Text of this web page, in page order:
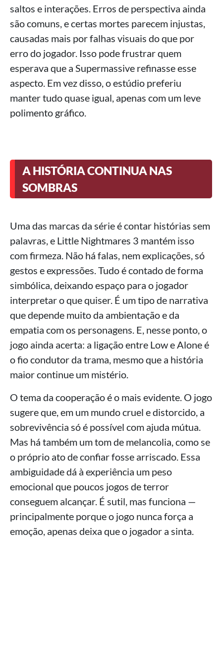
saltos e interações. Erros de perspectiva ainda
são comuns, e certas mortes parecem injustas,
causadas mais por falhas visuais do que por
erro do jogador. Isso pode frustrar quem
esperava que a Supermassive refinasse esse
aspecto. Em vez disso, o estúdio preferiu
manter tudo quase igual, apenas com um leve
polimento gráfico.
A HISTÓRIA CONTINUA NAS
SOMBRAS
Uma das marcas da série é contar histórias sem
palavras, e Little Nightmares 3 mantém isso
com firmeza. Não há falas, nem explicações, só
gestos e expressões. Tudo é contado de forma
simbólica, deixando espaço para o jogador
interpretar o que quiser. É um tipo de narrativa
que depende muito da ambientação e da
empatia com os personagens. E, nesse ponto, o
jogo ainda acerta: a ligação entre Low e Alone é
o fio condutor da trama, mesmo que a história
maior continue um mistério.
O tema da cooperação é o mais evidente. O jogo
sugere que, em um mundo cruel e distorcido, a
sobrevivência só é possível com ajuda mútua.
Mas há também um tom de melancolia, como se
o próprio ato de confiar fosse arriscado. Essa
ambiguidade dá à experiência um peso
emocional que poucos jogos de terror
conseguem alcançar. É sutil, mas funciona —
principalmente porque o jogo nunca força a
emoção, apenas deixa que o jogador a sinta.